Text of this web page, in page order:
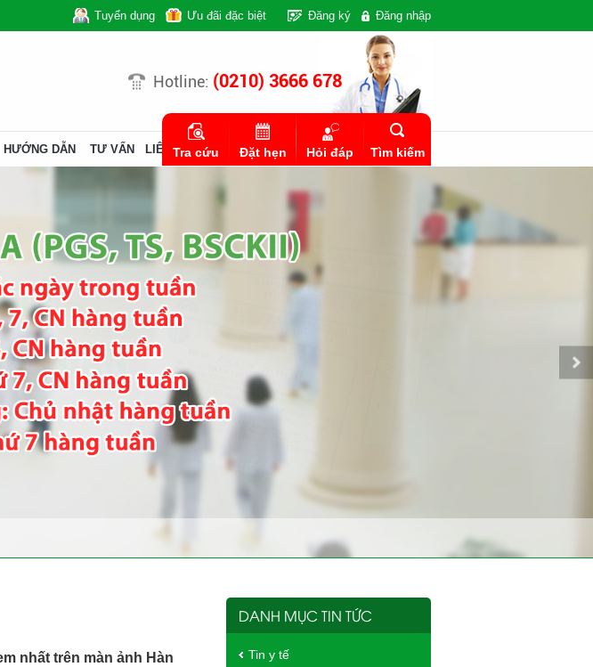
Đăng nhập
Đăng ký
Ưu đãi đặc biệt
Tuyển dụng
Hotline: (0210) 3666 678
HƯỚNG DẪN TƯ VẤN LIÊN HỆTra cứu Đặt hẹn Hỏi đáp Tìm kiếm
nhất trên màn ảnh Hàn
DANH MỤC TIN TỨC
Tin y tế